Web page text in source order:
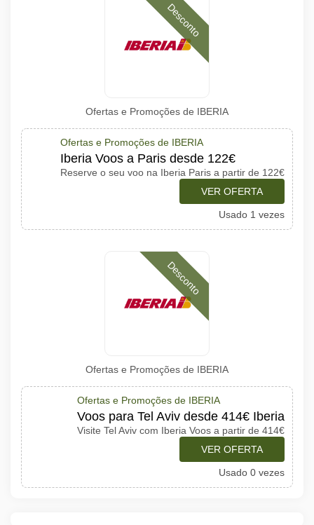
Desconto
Ofertas e Promoções de IBERIA
Ofertas e Promoções de IBERIA
Iberia Voos a Paris desde 122€
Reserve o seu voo na Iberia Paris a partir de 122€
VER OFERTA
Usado 1 vezes
Desconto
Ofertas e Promoções de IBERIA
Ofertas e Promoções de IBERIA
Voos para Tel Aviv desde 414€ Iberia
Visite Tel Aviv com Iberia Voos a partir de 414€
VER OFERTA
Usado 0 vezes